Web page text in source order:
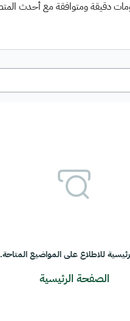
دقيقة ومتوافقة مع أحدث
للاطلاع على المواضيع المتاحة.
الصفحة الرئيسية